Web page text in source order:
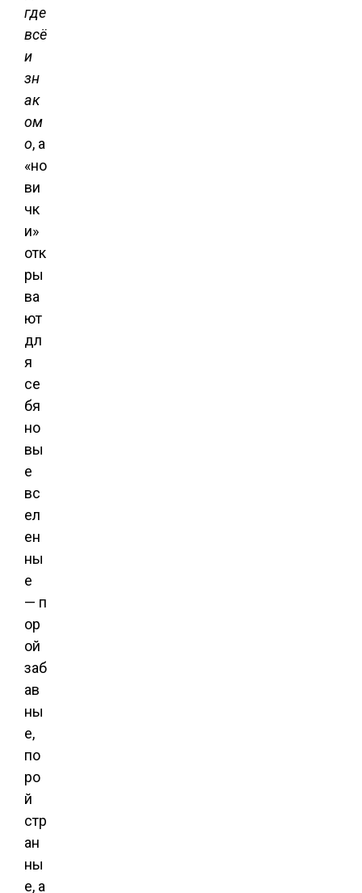
где
всё
и
зн
ак
ом
о, а
«но
ви
чк
и»
отк
ры
ва
ют
дл
я
се
бя
но
вы
е
вс
ел
ен
ны
е
— п
ор
ой
заб
ав
ны
е,
по
ро
й
стр
ан
ны
е, а